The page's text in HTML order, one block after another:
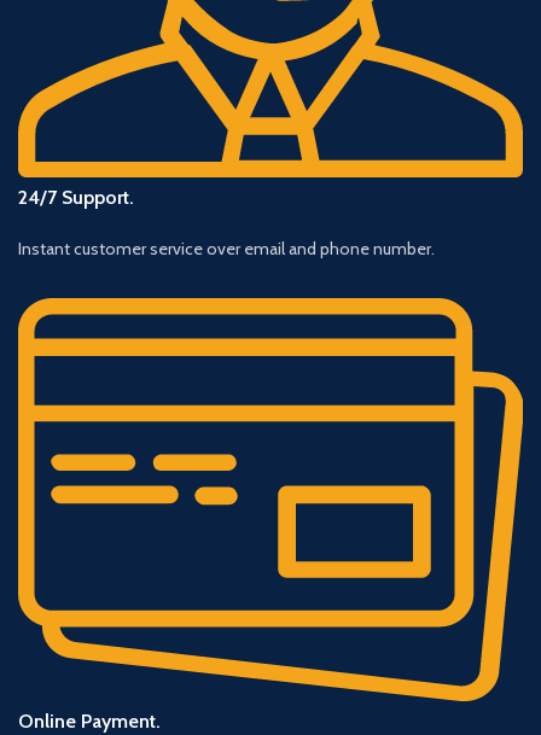
24/7 Support.
Instant customer service over email and phone number.
Online Payment.